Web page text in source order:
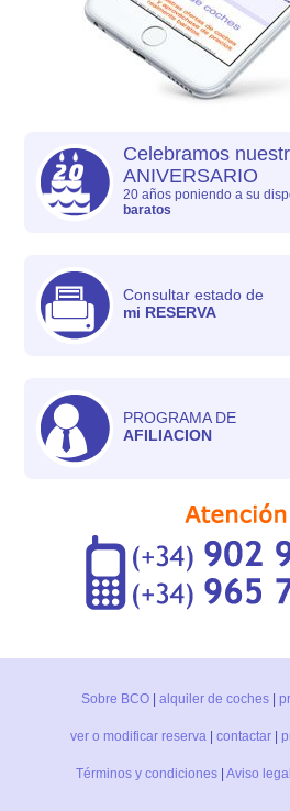
Celebramos
ANIVERSARIO
20 años poniendo a su
baratos
Consultar estado de
mi RESERVA
PROGRAMA DE
AFILIACION
Sobre BCO| alquiler de coches|
ver o modificar reserva | contactar |
Términos y condiciones| Aviso legal